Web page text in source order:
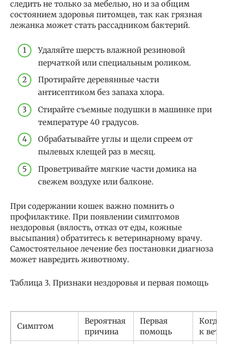
следить не только за мебелью, но и за общим
состоянием здоровья питомцев, так как грязная
лежанка может стать рассадником бактерий.
Удаляйте шерсть влажной резиновой
перчаткой или специальным роликом.
Протирайте деревянные части
антисептиком без запаха хлора.
Стирайте съемные подушки в машинке при
температуре 40 градусов.
Обрабатывайте углы и щели спреем от
пылевых клещей раз в месяц.
Проветривайте мягкие части домика на
свежем воздухе или балконе.
При содержании кошек важно помнить о
профилактике. При появлении симптомов
нездоровья (вялость, отказ от еды, кожные
высыпания) обратитесь к ветеринарному врачу.
Самостоятельное лечение без постановки диагноза
может навредить животному.
Таблица 3. Признаки нездоровья и первая помощь
Симптом
Вероятная
причина
Первая
помощь
Когда
к